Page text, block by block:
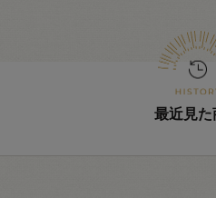
最近見た